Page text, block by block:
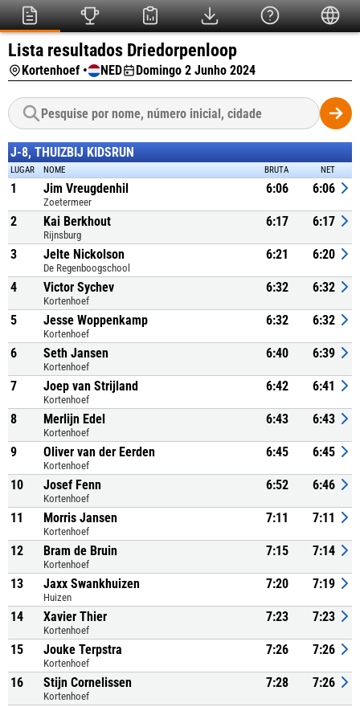
Lista resultados Driedorpenloop
Kortenhoef • NED Domingo 2 Junho 2024
J-8, THUIZBIJ KIDSRUN
LUGAR NOME BRUTA NET
1 Jim Vreugdenhil
Zoetermeer
6:06 6:06
2 Kai Berkhout
Rijnsburg
6:17 6:17
3 Jelte Nickolson
De Regenboogschool
6:21 6:20
4 Victor Sychev
Kortenhoef
6:32 6:32
5 Jesse Woppenkamp
Kortenhoef
6:32 6:32
6 Seth Jansen
Kortenhoef
6:40 6:39
7 Joep van Strijland
Kortenhoef
6:42 6:41
8 Merlijn Edel
Kortenhoef
6:43 6:43
9 Oliver van der Eerden
Kortenhoef
6:45 6:45
10 Josef Fenn
Kortenhoef
6:52 6:46
11 Morris Jansen
Kortenhoef
7:11 7:11
12 Bram de Bruin
Kortenhoef
7:15 7:14
13 Jaxx Swankhuizen
Huizen
7:20 7:19
14 Xavier Thier
Kortenhoef
7:23 7:23
15 Jouke Terpstra
Kortenhoef
7:26 7:26
16 Stijn Cornelissen
Kortenhoef
7:28 7:26